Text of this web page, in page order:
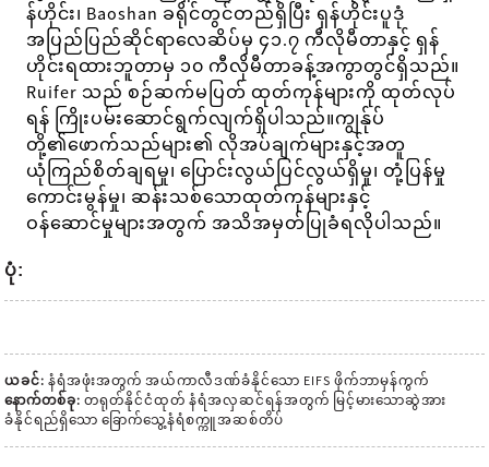
န်ဟိုင်း၊ Baoshan ခရိုင်တွင်တည်ရှိပြီး ရှန်ဟိုင်းပူဒုံ
အပြည်ပြည်ဆိုင်ရာလေဆိပ်မှ ၄၁.၇ ကီလိုမီတာနှင့် ရှန်
ဟိုင်းရထားဘူတာမှ ၁၀ ကီလိုမီတာခန့်အကွာတွင်ရှိသည်။
Ruifer သည် စဉ်ဆက်မပြတ် ထုတ်ကုန်များကို ထုတ်လုပ်
ရန် ကြိုးပမ်းဆောင်ရွက်လျက်ရှိပါသည်။ကျွန်ုပ်
တို့၏ဖောက်သည်များ၏ လိုအပ်ချက်များနှင့်အတူ
ယုံကြည်စိတ်ချရမှု၊ ပြောင်းလွယ်ပြင်လွယ်ရှိမှု၊ တုံ့ပြန်မှု
ကောင်းမွန်မှု၊ ဆန်းသစ်သောထုတ်ကုန်များနှင့်
ဝန်ဆောင်မှုများအတွက် အသိအမှတ်ပြုခံရလိုပါသည်။
ပုံ:
ယခင်: နံရံအဖုံးအတွက် အယ်ကာလီဒဏ်ခံနိုင်သော EIFS ဖိုက်ဘာမှန်ကွက်
နောက်တစ်ခု: တရုတ်နိုင်ငံထုတ် နံရံအလှဆင်ရန်အတွက် မြင့်မားသောဆွဲအား
ခံနိုင်ရည်ရှိသော ခြောက်သွေ့နံရံစက္ကူအဆစ်တိပ်